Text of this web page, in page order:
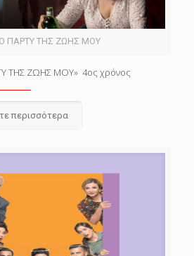
ΠΑΡΤΥ ΤΗΣ ΖΩΗΣ ΜΟΥ
ΤΗΣ ΖΩΗΣ ΜΟΥ» 4ος χρόνος
περισσότερα